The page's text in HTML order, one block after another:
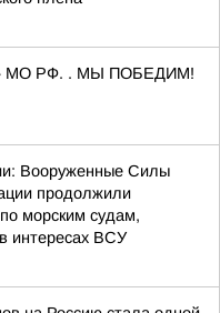
МО РФ. . МЫ ПОБЕДИМ!
Вооруженные Силы
продолжили
морским судам,
интересах ВСУ